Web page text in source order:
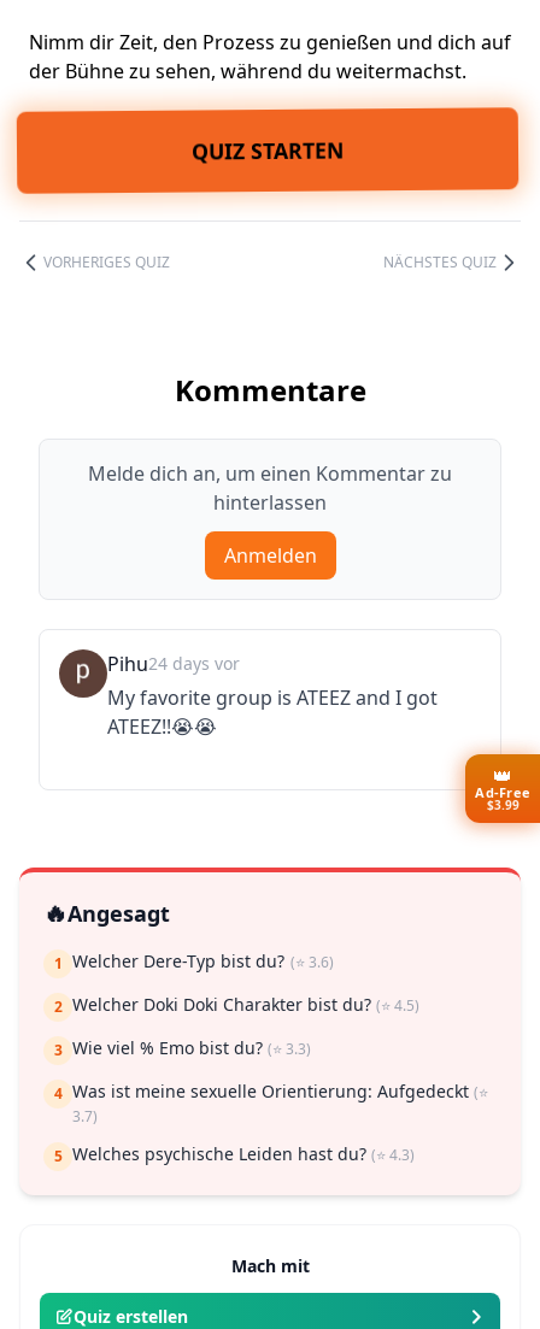
Nimm dir Zeit, den Prozess zu genießen und dich auf
der Bühne zu sehen, während du weitermachst.
QUIZ STARTEN
VORHERIGES QUIZ NÄCHSTES QUIZ
Kommentare
Melde dich an, um einen Kommentar zu
hinterlassen
Anmelden
Pihu24 days vor
My favorite group is ATEEZ and I got
ATEEZ!!😭😭
🔥Angesagt
1 Welcher Dere-Typ bist du? (⭐ 3.6)
2 Welcher Doki Doki Charakter bist du? (⭐ 4.5)
3 Wie viel % Emo bist du? (⭐ 3.3)
4 Was ist meine sexuelle Orientierung: Aufgedeckt (⭐
3.7)
5 Welches psychische Leiden hast du? (⭐ 4.3)
Mach mit
Quiz erstellen
👑
Ad-Free
$3.99